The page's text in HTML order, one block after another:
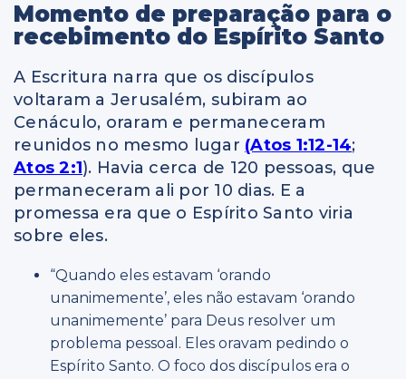
Momento de preparação para o
recebimento do Espírito Santo
A Escritura narra que os discípulos
voltaram a Jerusalém, subiram ao
Cenáculo, oraram e permaneceram
reunidos no mesmo lugar (Atos 1:12-14;
Atos 2:1). Havia cerca de 120 pessoas, que
permaneceram ali por 10 dias. E a
promessa era que o Espírito Santo viria
sobre eles.
“Quando eles estavam ‘orando
unanimemente’, eles não estavam ‘orando
unanimemente’ para Deus resolver um
problema pessoal. Eles oravam pedindo o
Espírito Santo. O foco dos discípulos era o